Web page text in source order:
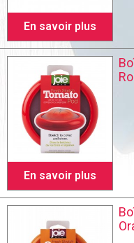
En savoir plus
En savoir plus